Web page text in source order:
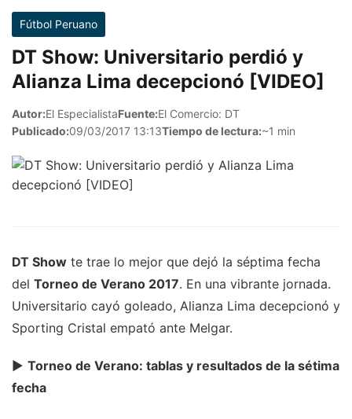
Fútbol Peruano
DT Show: Universitario perdió y
Alianza Lima decepcionó [VIDEO]
Autor:El EspecialistaFuente:El Comercio: DT
Publicado:09/03/2017 13:13Tiempo de lectura:~1 min
DT Show te trae lo mejor que dejó la séptima fecha
del Torneo de Verano 2017. En una vibrante jornada.
Universitario cayó goleado, Alianza Lima decepcionó y
Sporting Cristal empató ante Melgar.
► Torneo de Verano: tablas y resultados de la sétima
fecha